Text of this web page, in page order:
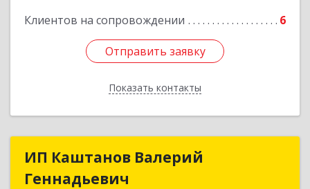
Клиентов на сопровождении 6
Отправить заявку
Показать контакты
Отправить заявку
Назад
ИП Каштанов Валерий
Геннадьевич
ИП Каштанов Валерий